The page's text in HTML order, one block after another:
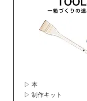
▷ 本
▷ 制作キット